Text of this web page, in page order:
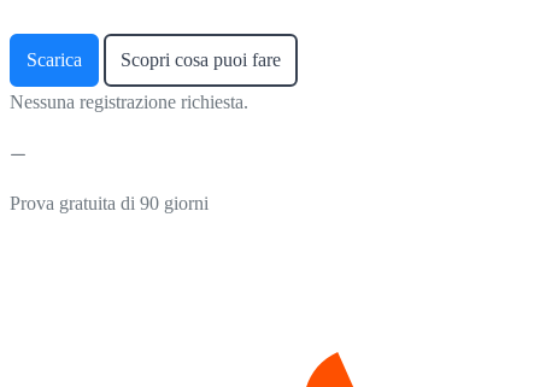
Scarica Scopri cosa puoi fare
Nessuna registrazione richiesta.
Prova gratuita di 90 giorni